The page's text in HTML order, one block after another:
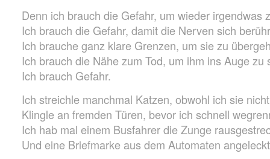
Denn ich brauch die Gefahr, um wieder irgendwas
Ich brauch die Gefahr, damit die Nerven sich
Ich brauche ganz klare Grenzen, um sie zu
Ich brauch die Nähe zum Tod, um ihm ins Auge zu
Ich brauch Gefahr.
Ich streichle manchmal Katzen, obwohl ich sie
Klingle an fremden Türen, bevor ich schnell
Ich hab mal einem Busfahrer die Zunge
Und eine Briefmarke aus dem Automaten